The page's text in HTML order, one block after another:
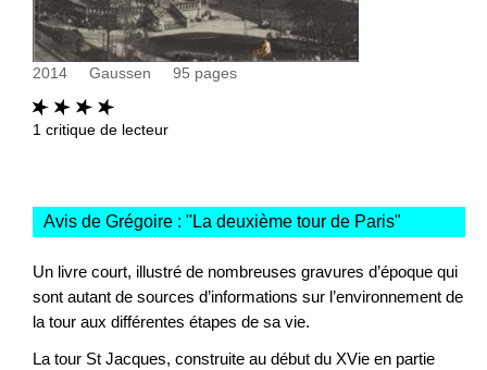
2014 Gaussen 95 pages
1 critique de lecteur
Avis de Grégoire : " La deuxième tour de Paris"
Un livre court, illustré de nombreuses gravures d’époque qui
sont autant de sources d’informations sur l’environnement de
la tour aux différentes étapes de sa vie.
La tour St Jacques, construite au début du XVie en partie